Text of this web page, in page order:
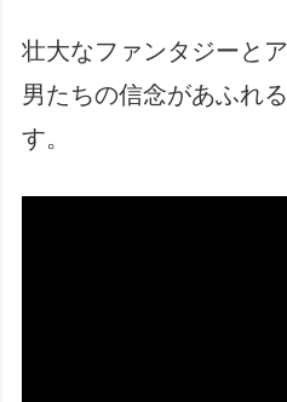
壮大なファンタジーと
男たちの信念があふれ
す。